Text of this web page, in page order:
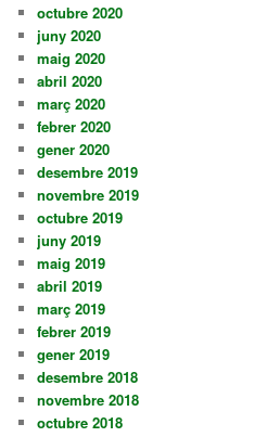
octubre 2020
juny 2020
maig 2020
abril 2020
març 2020
febrer 2020
gener 2020
desembre 2019
novembre 2019
octubre 2019
juny 2019
maig 2019
abril 2019
març 2019
febrer 2019
gener 2019
desembre 2018
novembre 2018
octubre 2018